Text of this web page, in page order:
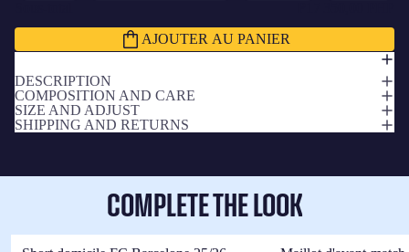
AJOUTER AU PANIER
DESCRIPTION
COMPOSITION AND CARE
SIZE AND ADJUST
SHIPPING AND RETURNS
COMPLETE THE LOOK